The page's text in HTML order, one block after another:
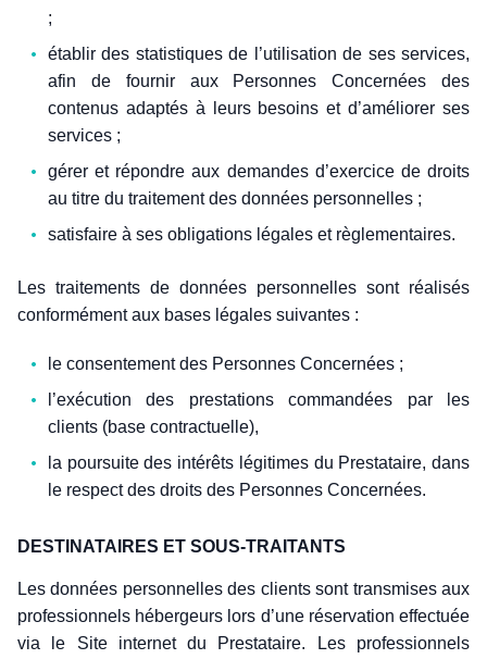
;
établir des statistiques de l’utilisation de ses services,
afin de fournir aux Personnes Concernées des
contenus adaptés à leurs besoins et d’améliorer ses
services ;
gérer et répondre aux demandes d’exercice de droits
au titre du traitement des données personnelles ;
satisfaire à ses obligations légales et règlementaires.
Les traitements de données personnelles sont réalisés
conformément aux bases légales suivantes :
le consentement des Personnes Concernées ;
l’exécution des prestations commandées par les
clients (base contractuelle),
la poursuite des intérêts légitimes du Prestataire, dans
le respect des droits des Personnes Concernées.
DESTINATAIRES ET SOUS-TRAITANTS
Les données personnelles des clients sont transmises aux
professionnels hébergeurs lors d’une réservation effectuée
via le Site internet du Prestataire. Les professionnels